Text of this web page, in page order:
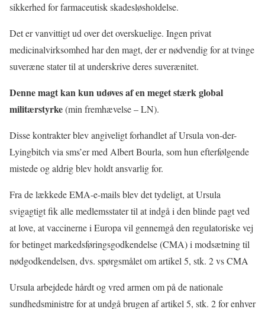
sikkerhed for farmaceutisk skadesløsholdelse.
Det er vanvittigt ud over det overskuelige. Ingen privat
medicinalvirksomhed har den magt, der er nødvendig for at tvinge
suveræne stater til at underskrive deres suverænitet.
Denne magt kan kun udøves af en meget stærk global
militærstyrke(min fremhævelse – LN).
Disse kontrakter blev angiveligt forhandlet af Ursula von-der-
Lyingbitch via sms’er med Albert Bourla, som hun efterfølgende
mistede og aldrig blev holdt ansvarlig for.
Fra de lækkede EMA-e-mails blev det tydeligt, at Ursula
svigagtigt fik alle medlemsstater til at indgå i den blinde pagt ved
at love, at vaccinerne i Europa vil gennemgå den regulatoriske vej
for betinget markedsføringsgodkendelse (CMA) i modsætning til
nødgodkendelsen, dvs. spørgsmålet om artikel 5, stk. 2 vs CMA
Ursula arbejdede hårdt og vred armen om på de nationale
sundhedsministre for at undgå brugen af artikel 5, stk. 2 for enhver